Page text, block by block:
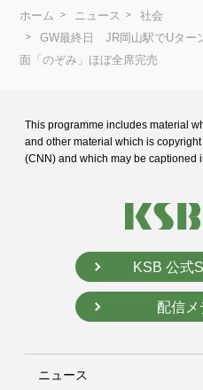
ホーム ニュース
社会
GW最終日 JR岡山駅でUター
面「のぞみ」ほぼ全席完売
This programme includes material
and other material which is
(CNN) and which may be captioned
KSB 公式
配信メ
ニュース